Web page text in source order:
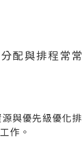
配與排程常
與優先級優化排
作。